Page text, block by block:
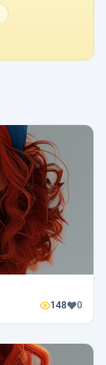
148 0